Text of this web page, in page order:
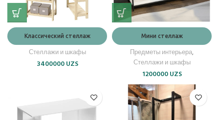
Классический стеллаж
Стеллажи и шкафы
3400000UZS
Мини стеллаж
Предметы интерьера,
Стеллажи и шкафы
1200000UZS